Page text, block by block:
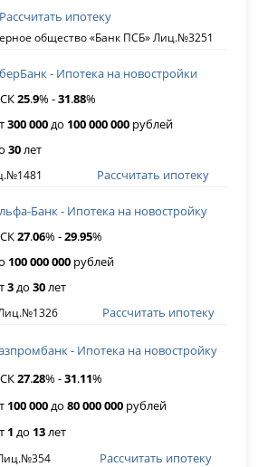
общество «Банк ПСБ» Лиц.№3251
Рассчитать ипотеку
- Ипотека на новостройки
25.9% -31.88%
300 000до 100 000 000 рублей
30лет
Рассчитать ипотеку
Банк - Ипотека на новостройку
27.06% -29.95%
100 000 000 рублей
3до30лет
Рассчитать ипотеку
- Ипотека на новостройку
27.28% -31.11%
100 000до80 000 000 рублей
1 до 13лет
Рассчитать ипотеку